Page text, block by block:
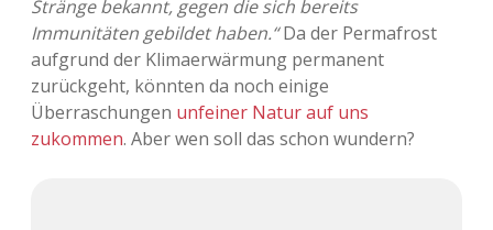
Stränge bekannt, gegen die sich bereits
Immunitäten gebildet haben.“Da der Permafrost
aufgrund der Klimaerwärmung permanent
zurückgeht, könnten da noch einige
Überraschungen unfeiner Natur auf uns
zukommen. Aber wen soll das schon wundern?